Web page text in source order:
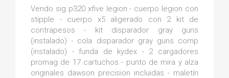
Vendo sig p320 xfive legion - cuerpo legion con
stipple - cuerpo x5 aligerado con 2 kit de
contrapesos - kit disparador gray guns
(instalado) - cola disparador gray guns comp
(instalado) - funda de kydex - 2 cargadores
promag de 17 cartuchos - punto de mira y alza
originales dawson precision incluidas - maletín